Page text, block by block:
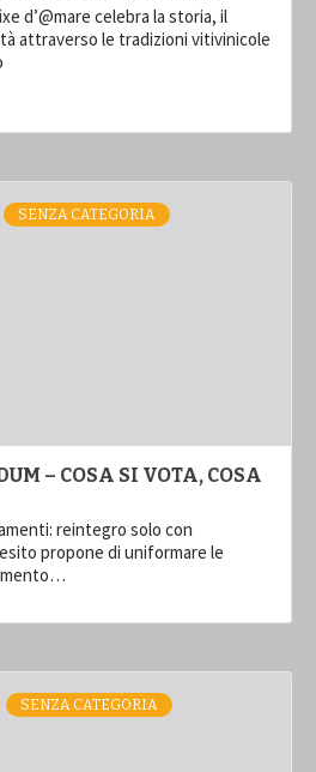
d’@mare celebra la storia, il
attraverso le tradizioni vitivinicole
SENZA CATEGORIA
– COSA SI VOTA, COSA
reintegro solo con
propone di uniformare le
SENZA CATEGORIA